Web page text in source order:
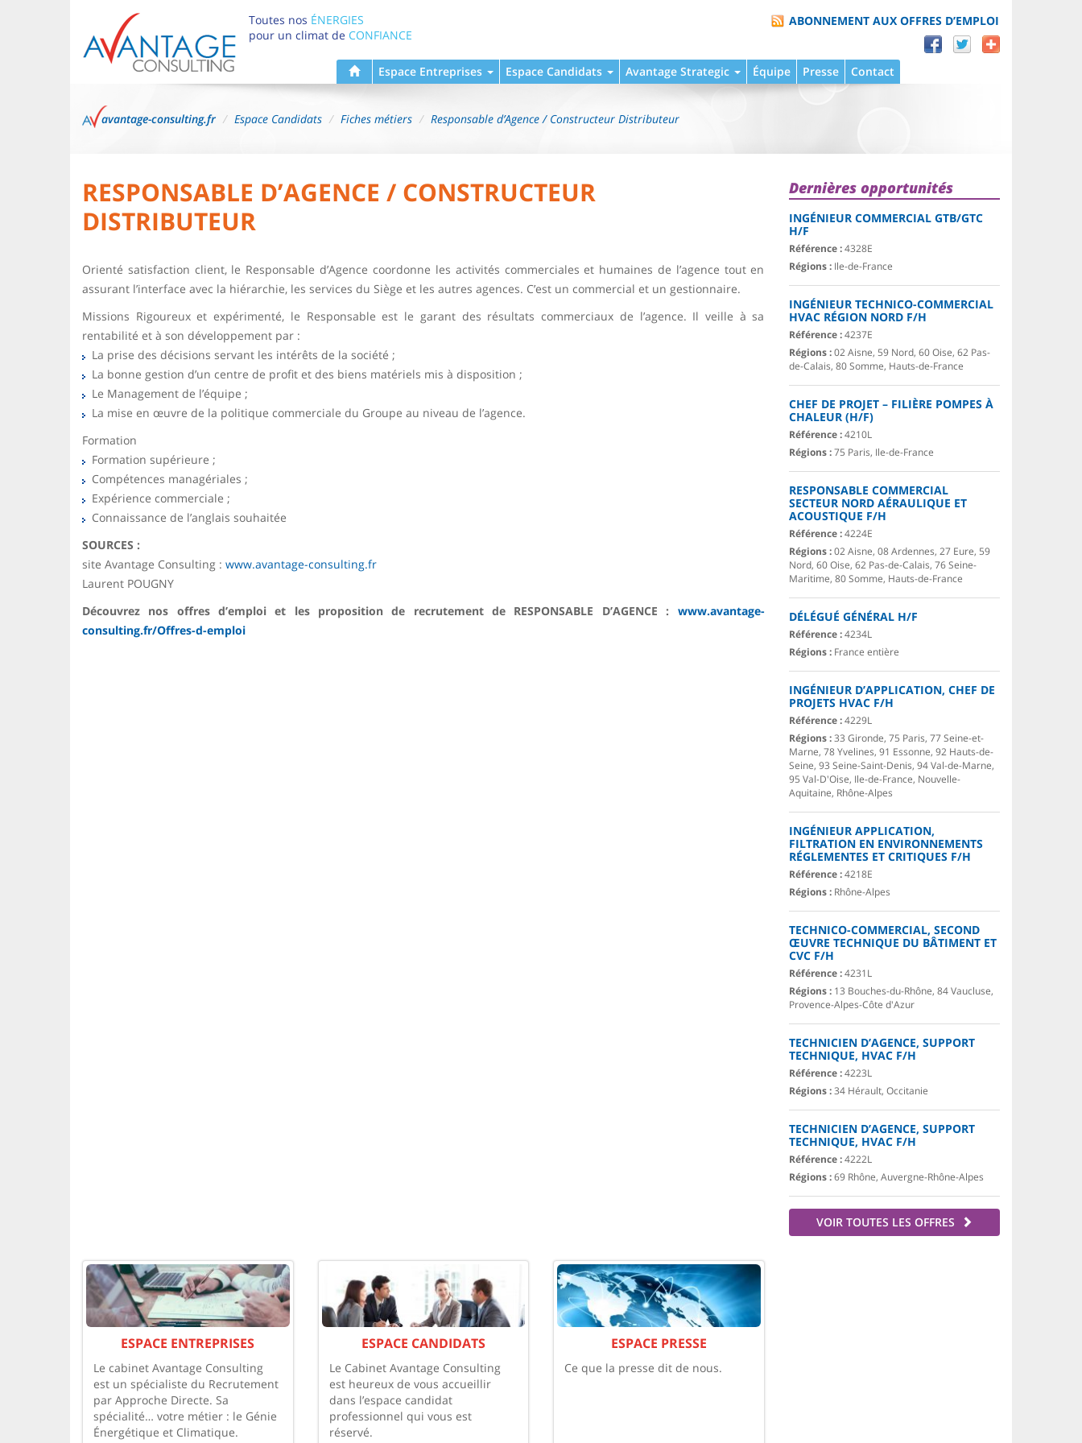
Toutes nos ÉNERGIES
pour un climat de CONFIANCE
ABONNEMENT AUX OFFRES D’EMPLOI
Espace Entreprises Espace Candidats Avantage Strategic Équipe Presse Contact
avantage-consulting.fr Espace Candidats Fiches métiers Responsable d’Agence / Constructeur Distributeur
RESPONSABLE D’AGENCE / CONSTRUCTEUR
DISTRIBUTEUR
Orienté satisfaction client, le Responsable d’Agence coordonne les activités commerciales et humaines de l’agence tout en
assurant l’interface avec la hiérarchie, les services du Siège et les autres agences. C’est un commercial et un gestionnaire.
Missions Rigoureux et expérimenté, le Responsable est le garant des résultats commerciaux de l’agence. Il veille à sa
rentabilité et à son développement par :
La prise des décisions servant les intérêts de la société ;
La bonne gestion d’un centre de profit et des biens matériels mis à disposition ;
Le Management de l’équipe ;
La mise en œuvre de la politique commerciale du Groupe au niveau de l’agence.
Formation
Formation supérieure ;
Compétences managériales ;
Expérience commerciale ;
Connaissance de l’anglais souhaitée
SOURCES :
site Avantage Consulting : www.avantage-consulting.fr
Laurent POUGNY
Découvrez nos offres d’emploi et les proposition de recrutement de RESPONSABLE D’AGENCE : www.avantage-
consulting.fr/Offres-d-emploi
Dernières opportunités
INGÉNIEUR COMMERCIAL GTB/GTC
H/F
Référence :4328E
Régions :Ile-de-France
INGÉNIEUR TECHNICO-COMMERCIAL
HVAC RÉGION NORD F/H
Référence :4237E
Régions :02 Aisne, 59 Nord, 60 Oise, 62 Pas-
de-Calais, 80 Somme, Hauts-de-France
CHEF DE PROJET – FILIÈRE POMPES À
CHALEUR (H/F)
Référence :4210L
Régions :75 Paris, Ile-de-France
RESPONSABLE COMMERCIAL
SECTEUR NORD AÉRAULIQUE ET
ACOUSTIQUE F/H
Référence :4224E
Régions :02 Aisne, 08 Ardennes, 27 Eure, 59
Nord, 60 Oise, 62 Pas-de-Calais, 76 Seine-
Maritime, 80 Somme, Hauts-de-France
DÉLÉGUÉ GÉNÉRAL H/F
Référence :4234L
Régions :France entière
INGÉNIEUR D’APPLICATION, CHEF DE
PROJETS HVAC F/H
Référence :4229L
Régions :33 Gironde, 75 Paris, 77 Seine-et-
Marne, 78 Yvelines, 91 Essonne, 92 Hauts-de-
Seine, 93 Seine-Saint-Denis, 94 Val-de-Marne,
95 Val-D'Oise, Ile-de-France, Nouvelle-
Aquitaine, Rhône-Alpes
INGÉNIEUR APPLICATION,
FILTRATION EN ENVIRONNEMENTS
RÉGLEMENTES ET CRITIQUES F/H
Référence :4218E
Régions :Rhône-Alpes
TECHNICO-COMMERCIAL, SECOND
ŒUVRE TECHNIQUE DU BÂTIMENT ET
CVC F/H
Référence :4231L
Régions :13 Bouches-du-Rhône, 84 Vaucluse,
Provence-Alpes-Côte d'Azur
TECHNICIEN D’AGENCE, SUPPORT
TECHNIQUE, HVAC F/H
Référence :4223L
Régions :34 Hérault, Occitanie
TECHNICIEN D’AGENCE, SUPPORT
TECHNIQUE, HVAC F/H
Référence :4222L
Régions :69 Rhône, Auvergne-Rhône-Alpes
VOIR TOUTES LES OFFRES
ESPACE ENTREPRISES
Le cabinet Avantage Consulting
est un spécialiste du Recrutement
par Approche Directe. Sa
spécialité… votre métier : le Génie
Énergétique et Climatique.
ESPACE CANDIDATS
Le Cabinet Avantage Consulting
est heureux de vous accueillir
dans l’espace candidat
professionnel qui vous est
réservé.
ESPACE PRESSE
Ce que la presse dit de nous.